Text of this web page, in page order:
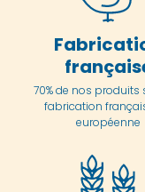
70% de nos produits
fabrication
européenne